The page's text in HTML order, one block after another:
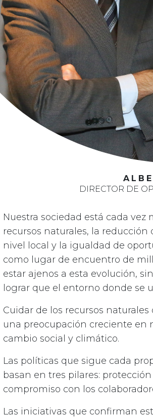
DIRECTOR DE
Nuestra sociedad está cada
recursos naturales, la
nivel local y la igualdad de
como lugar de encuentro de
estar ajenos a esta evolución,
lograr que el entorno donde se
Cuidar de los recursos
una preocupación creciente en
cambio social y climático.
Las políticas que sigue cada
basan en tres pilares:
compromiso con los
Las iniciativas que confirman